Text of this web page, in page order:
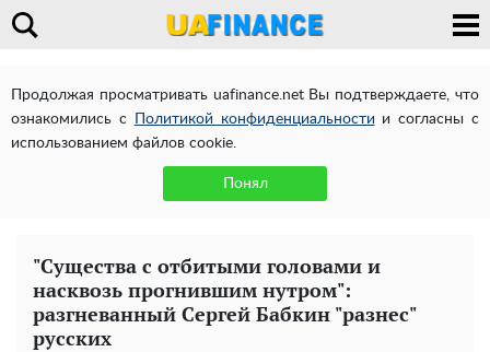
Продолжая просматривать uafinance.net Вы подтверждаете, что
ознакомились с
Политикой конфиденциальности и согласны с
использованием файлов cookie.
Понял
"Существа с отбитыми головами и
насквозь прогнившим нутром":
разгневанный Сергей Бабкин "разнес"
русских